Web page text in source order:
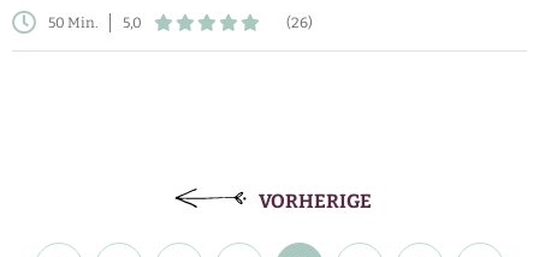
50 Min. 5,0 (26)
Beitragsnavigation
VORHERIGE